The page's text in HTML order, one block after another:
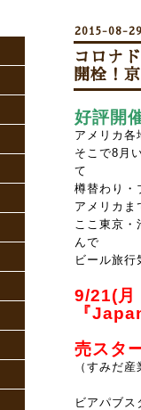
2015-08-
コロナ
開栓！
好評開
アメリカ各
そこで8月
て
樽替わり・
アメリカま
ここ東京・
んで
ビール旅行
9/21(月
『
～ビ
売スタ
（すみだ
ビアパブ